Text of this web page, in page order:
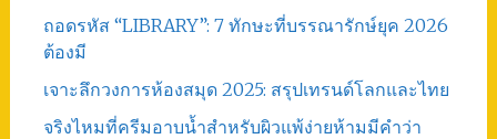
ถอดรหัส “LIBRARY”: 7 ทักษะที่บรรณารักษ์ยุค 2026
ต้องมี
เจาะลึกวงการห้องสมุด 2025: สรุปเทรนด์โลกและไทย
จริงไหมที่ครีมอาบน้ำสำหรับผิวแพ้ง่ายห้ามมีคำว่า